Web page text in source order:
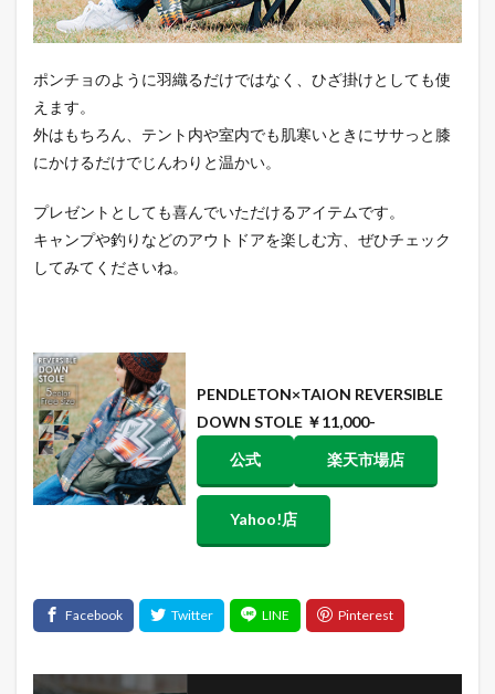
ポンチョのように羽織るだけではなく、ひざ掛けとしても使
えます。
外はもちろん、テント内や室内でも肌寒いときにササっと膝
にかけるだけでじんわりと温かい。
プレゼントとしても喜んでいただけるアイテムです。
キャンプや釣りなどのアウトドアを楽しむ方、ぜひチェック
してみてくださいね。
PENDLETON×TAION REVERSIBLE
DOWN STOLE ￥11,000-
公式
楽天市場店
Yahoo!店